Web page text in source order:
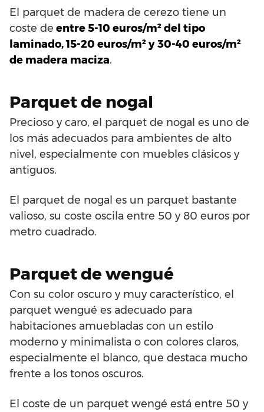
El parquet de madera de cerezo tiene un
coste de entre 5-10 euros/m² del tipo
laminado, 15-20 euros/m² y 30-40 euros/m²
de madera maciza.
Parquet de nogal
Precioso y caro, el parquet de nogal es uno de
los más adecuados para ambientes de alto
nivel, especialmente con muebles clásicos y
antiguos.
El parquet de nogal es un parquet bastante
valioso, su coste oscila entre 50 y 80 euros por
metro cuadrado.
Parquet de wengué
Con su color oscuro y muy característico, el
parquet wengué es adecuado para
habitaciones amuebladas con un estilo
moderno y minimalista o con colores claros,
especialmente el blanco, que destaca mucho
frente a los tonos oscuros.
El coste de un parquet wengé está entre 50 y